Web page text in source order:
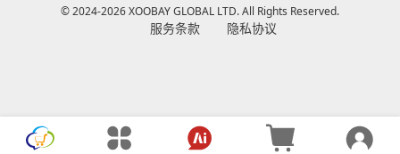
© 2024-2026 XOOBAY GLOBAL LTD. All Rights Reserved.
服务条款 隐私协议